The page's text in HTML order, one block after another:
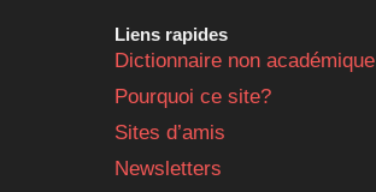
Liens rapides
Dictionnaire non académique
Pourquoi ce site?
Sites d’amis
Newsletters